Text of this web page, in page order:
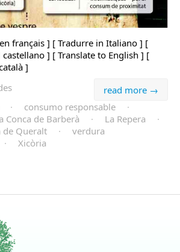
français ] [ Tradurre in Italiano ] [
castellano ] [ Translate to English ] [
]
read more →
· consumo responsable
·
Conca de Barberà
· La Repera
·
de Queralt
·
verdura
· Xicòria